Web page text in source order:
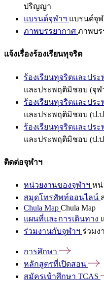
ปริญญา
แบรนด์จุฬาฯ แบรนด์จุฬ
ภาพบรรยากาศ ภาพบร
แจ้งเรื่องร้องเรียนทุจริต
ร้องเรียนทุจริตและปร
และประพฤติมิชอบ (จุฬ
ร้องเรียนทุจริตและปร
และประพฤติมิชอบ (ป.
ร้องเรียนทุจริตและปร
และประพฤติมิชอบ (ป.
ติดต่อจุฬาฯ
หน่วยงานของจุฬาฯ หน่
สมุดโทรศัพท์ออนไลน์
Chula Map Chula Map
แผนที่และการเดินทาง
ร่วมงานกับจุฬาฯ ร่วมง
การศึกษา
หลักสูตรที่เปิดสอน
สมัครเข้าศึกษา TCAS